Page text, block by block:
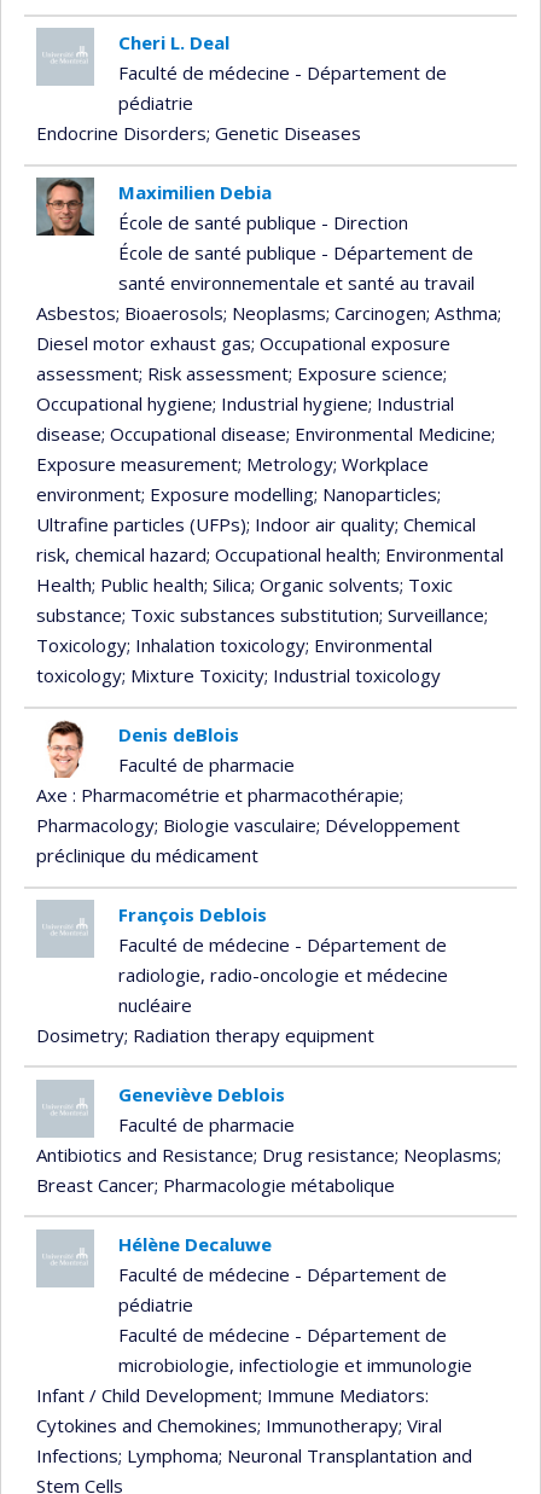
Cheri L. Deal
Faculté de médecine - Département de
pédiatrie
Endocrine Disorders; Genetic Diseases
Maximilien Debia
École de santé publique - Direction
École de santé publique - Département de
santé environnementale et santé au travail
Asbestos; Bioaerosols; Neoplasms; Carcinogen; Asthma;
Diesel motor exhaust gas; Occupational exposure
assessment; Risk assessment; Exposure science;
Occupational hygiene; Industrial hygiene; Industrial
disease; Occupational disease; Environmental Medicine;
Exposure measurement; Metrology; Workplace
environment; Exposure modelling; Nanoparticles;
Ultrafine particles (UFPs); Indoor air quality; Chemical
risk, chemical hazard; Occupational health; Environmental
Health; Public health; Silica; Organic solvents; Toxic
substance; Toxic substances substitution; Surveillance;
Toxicology; Inhalation toxicology; Environmental
toxicology; Mixture Toxicity; Industrial toxicology
Denis deBlois
Faculté de pharmacie
Axe : Pharmacométrie et pharmacothérapie;
Pharmacology; Biologie vasculaire; Développement
préclinique du médicament
François Deblois
Faculté de médecine - Département de
radiologie, radio-oncologie et médecine
nucléaire
Dosimetry; Radiation therapy equipment
Geneviève Deblois
Faculté de pharmacie
Antibiotics and Resistance; Drug resistance; Neoplasms;
Breast Cancer; Pharmacologie métabolique
Hélène Decaluwe
Faculté de médecine - Département de
pédiatrie
Faculté de médecine - Département de
microbiologie, infectiologie et immunologie
Infant / Child Development; Immune Mediators:
Cytokines and Chemokines; Immunotherapy; Viral
Infections; Lymphoma; Neuronal Transplantation and
Stem Cells